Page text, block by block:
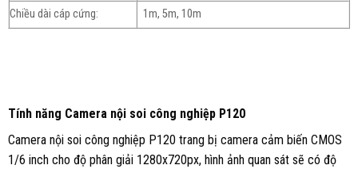
Chiều dài cáp cứng:
1m, 5m, 10m
Tính năng Camera nội soi công nghiệp P120
Camera nội soi công nghiệp P120 trang bị camera cảm biến CMOS
1/6 inch cho độ phân giải 1280x720px, hình ảnh quan sát sẽ có độ